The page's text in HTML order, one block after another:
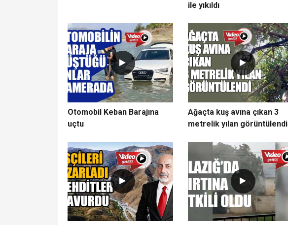
ile yıkıldı
Otomobil Keban Barajına
uçtu
Ağaçta kuş avına çıkan 3
metrelik yılan görüntülendi